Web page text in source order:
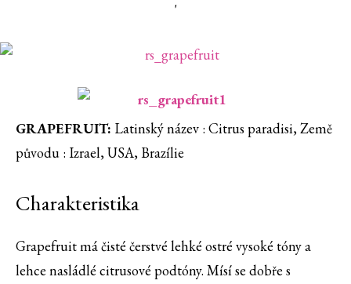
'
GRAPEFRUIT: Latinský název : Citrus paradisi, Země
původu : Izrael, USA, Brazílie
Charakteristika
Grapefruit má čisté čerstvé lehké ostré vysoké tóny a
lehce nasládlé citrusové podtóny. Mísí se dobře s